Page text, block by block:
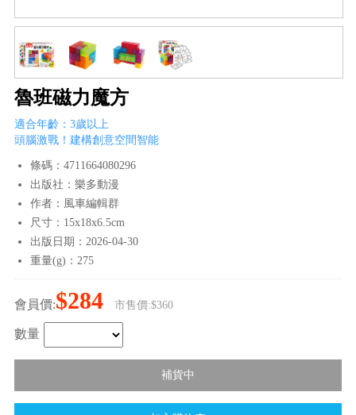
魯班磁力魔方
適合年齡：3歲以上
頭腦激戰！建構創意空間智能
條碼：4711664080296
出版社：樂多動漫
作者：風車編輯群
尺寸：15x18x6.5cm
出版日期：2026-04-30
重量(g)：275
會員價:$284 市售價:$360
數量